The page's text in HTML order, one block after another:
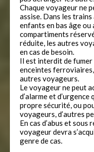
Chaque voyageur ne
assise. Dans les
enfants en bas âge ou
compartiments
réduite, les autres
en cas de besoin.
Il est interdit de fumer
enceintes ferroviaires,
autres voyageurs.
Le voyageur ne peut
d’alarme et d’urgence
propre sécurité, ou
voyageurs, d’autres
En cas d’abus et sous
voyageur devra
genre de cas.